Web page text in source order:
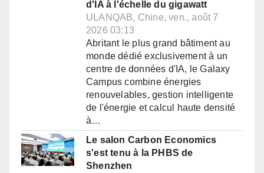
d'IA à l'échelle du gigawatt
ULANQAB, Chine, ven., août 7
2026 03:13
Abritant le plus grand bâtiment au
monde dédié exclusivement à un
centre de données d'IA, le Galaxy
Campus combine énergies
renouvelables, gestion intelligente
de l'énergie et calcul haute densité
à…
Le salon Carbon Economics
s'est tenu à la PHBS de
Shenzhen